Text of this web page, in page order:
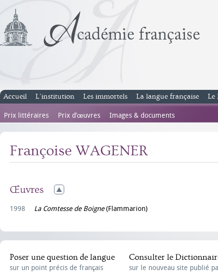
Accueil L’institution Les immortels La langue française Le
Prix littéraires Prix d’œuvres Images & documents
Françoise WAGENER
Œuvres
1998 La Comtesse de Boigne(Flammarion)
Poser une question de langue
sur un point précis de français
Consulter le
sur le nouveau site publié